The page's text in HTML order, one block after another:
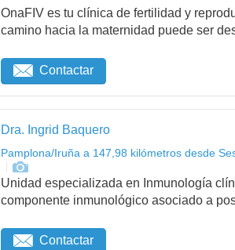
OnaFIV es tu clínica de fertilidad y
camino hacia la maternidad puede ser
Contactar
Dra. Ingrid Baquero
Pamplona/Iruña a 147,98 kilómetros desde
Unidad especializada en Inmunología
componente inmunológico asociado a
Contactar